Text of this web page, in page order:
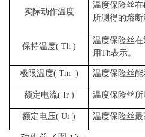
实际动作温度
温度保险丝
所测得的熔
保持温度( Th )
温度保险丝
用Th表示。
极限温度( Tm ) 温度保险丝能
额定电流( Ir ) 温度保险丝所
额定电压( Ur ) 温度保险丝最